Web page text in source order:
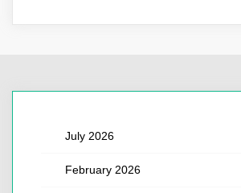
July 2026
February 2026